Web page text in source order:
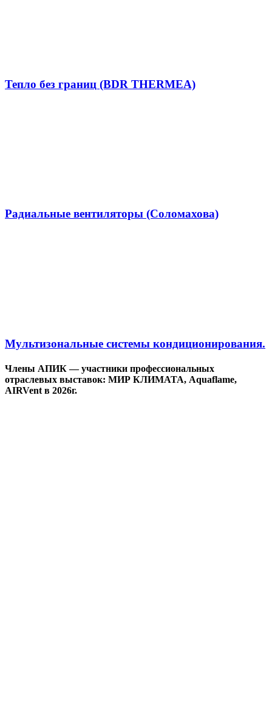
Тепло без границ (BDR THERMEA)
Радиальные вентиляторы (Соломахова)
Мультизональные системы кондиционирования.
Члены АПИК — участники профессиональных
отраслевых выставок: МИР КЛИМАТА, Aquaflame,
AIRVent в 2026г.